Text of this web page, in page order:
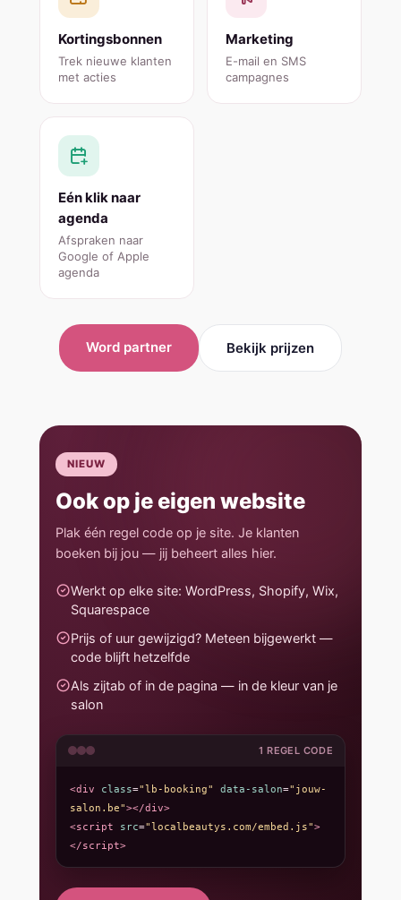
Kortingsbonnen
Trek nieuwe klanten
met acties
Marketing
E-mail en SMS
campagnes
Eén klik naar
agenda
Afspraken naar
Google of Apple
agenda
Word partner Bekijk prijzen
NIEUW
Ook op je eigen website
Plak één regel code op je site. Je klanten
boeken bij jou — jij beheert alles hier.
Werkt op elke site: WordPress, Shopify, Wix,
Squarespace
Prijs of uur gewijzigd? Meteen bijgewerkt —
code blijft hetzelfde
Als zijtab of in de pagina — in de kleur van je
salon
1 REGEL CODE
<div class="lb-booking" data-salon="jouw-
salon.be"></div>
<script
src="localbeautys.com/embed.js">
</script>